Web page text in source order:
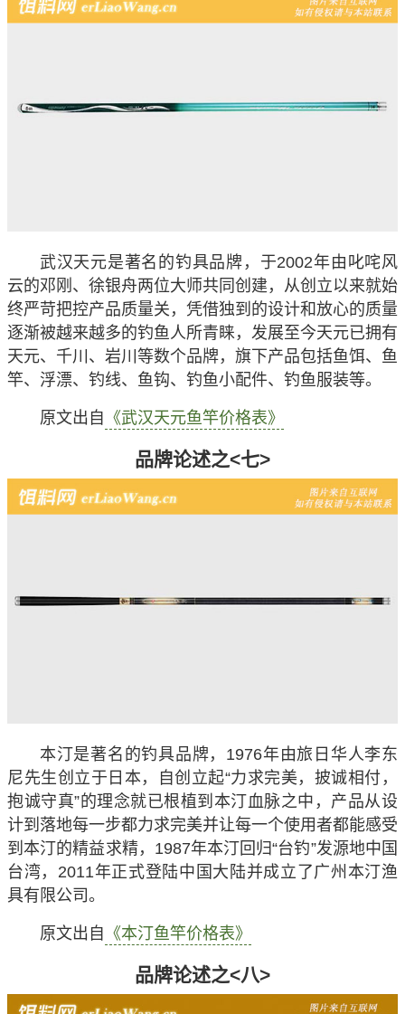
武汉天元是著名的钓具品牌，于2002年由叱咤风
云的邓刚、徐银舟两位大师共同创建，从创立以来就始
终严苛把控产品质量关，凭借独到的设计和放心的质量
逐渐被越来越多的钓鱼人所青睐，发展至今天元已拥有
天元、千川、岩川等数个品牌，旗下产品包括鱼饵、鱼
竿、浮漂、钓线、鱼钩、钓鱼小配件、钓鱼服装等。
原文出自 《武汉天元鱼竿价格表》
品牌论述之<七>
本汀是著名的钓具品牌，1976年由旅日华人李东
尼先生创立于日本，自创立起“力求完美，披诚相付，
抱诚守真”的理念就已根植到本汀血脉之中，产品从设
计到落地每一步都力求完美并让每一个使用者都能感受
到本汀的精益求精，1987年本汀回归“台钓”发源地中国
台湾，2011年正式登陆中国大陆并成立了广州本汀渔
具有限公司。
原文出自 《本汀鱼竿价格表》
品牌论述之<八>